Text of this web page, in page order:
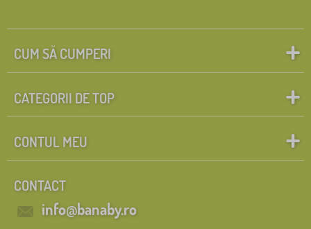
CUM SĂ CUMPERI
CATEGORII DE TOP
CONTUL MEU
CONTACT
info@banaby.ro